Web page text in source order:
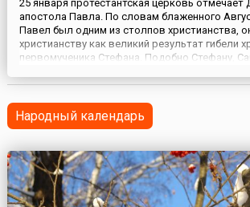
25 января протестантская церковь отмечает
апостола Павла. По словам блаженного
Павел был одним из столпов христианства,
христианству как великий результат гибели
первомученика Стефана. Подобно Стефану,
киликийском городе Тарсе, на стыке культур
Народный календарь